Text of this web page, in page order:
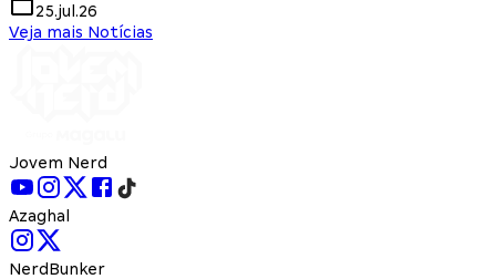
25.jul.26
Veja mais Notícias
Jovem Nerd
Azaghal
NerdBunker